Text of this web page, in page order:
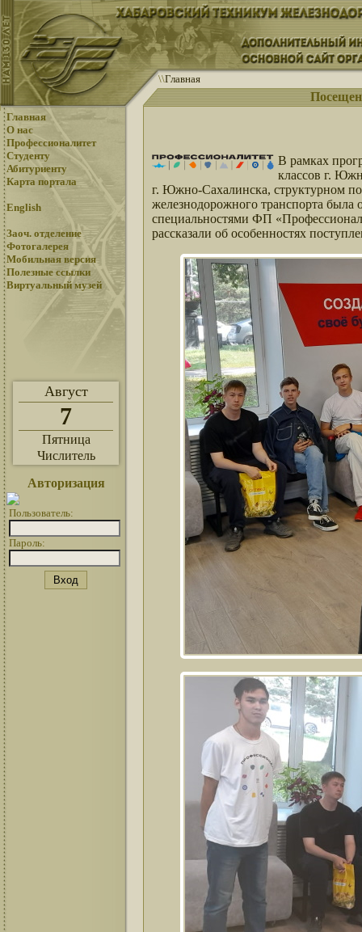
\\Главная
Главная
О нас
Профессионалитет
Студенту
Абитуриенту
Карта портала
English
Заоч. отделение
Фотогалерея
Мобильная версия
Полезные ссылки
Виртуальный музей
Август
7
Пятница
Числитель
Авторизация
Пользователь:
Пароль:
В рамках
классов г.
г. Южно-Сахалинска, структурном
железнодорожного транспорта была
специальностями ФП
рассказали об особенностях